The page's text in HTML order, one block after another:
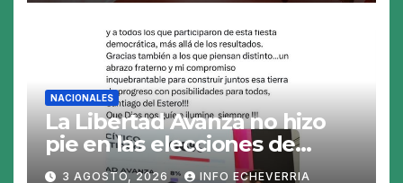
NACIONALES
La Libertad Avanza no hizo
pie en las elecciones de
Santiago del Estero y perdió
3 AGOSTO, 2026 INFO ECHEVERRIA